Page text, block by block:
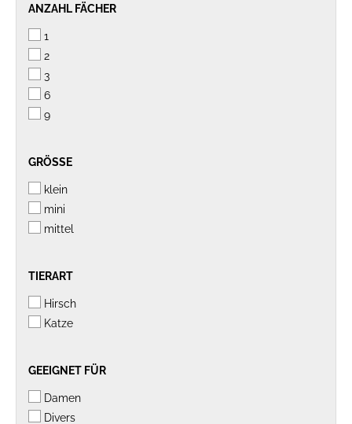
ANZAHL
ANZAHL FÄCHER
1
2
3
6
9
GRÖSSE
GRÖSSE
klein
mini
mittel
TIERART
TIERART
Hirsch
Katze
GEEIGNET
GEEIGNET FÜR
Damen
Divers